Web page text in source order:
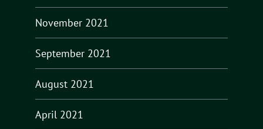
November 2021
September 2021
August 2021
April 2021